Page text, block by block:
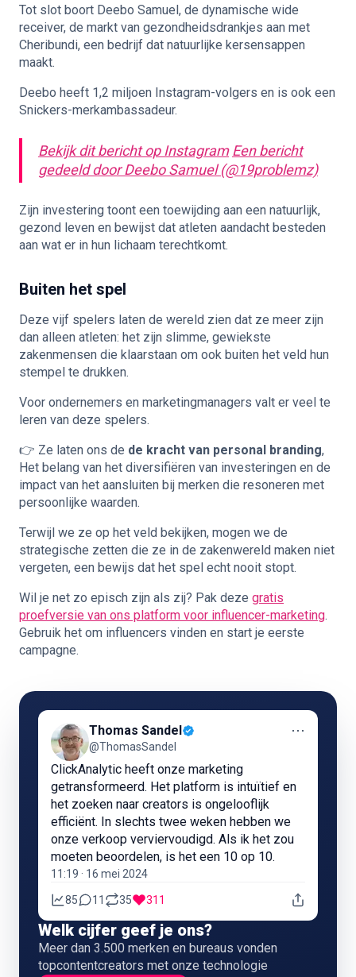
Tot slot boort Deebo Samuel, de dynamische wide
receiver, de markt van gezondheidsdrankjes aan met
Cheribundi, een bedrijf dat natuurlijke kersensappen
maakt.
Deebo heeft 1,2 miljoen Instagram-volgers en is ook een
Snickers-merkambassadeur.
Bekijk dit bericht op Instagram Een bericht
gedeeld door Deebo Samuel (@19problemz)
Zijn investering toont een toewijding aan een natuurlijk,
gezond leven en bewijst dat atleten aandacht besteden
aan wat er in hun lichaam terechtkomt.
Buiten het spel
Deze vijf spelers laten de wereld zien dat ze meer zijn
dan alleen atleten: het zijn slimme, gewiekste
zakenmensen die klaarstaan om ook buiten het veld hun
stempel te drukken.
Voor ondernemers en marketingmanagers valt er veel te
leren van deze spelers.
👉 Ze laten ons de de kracht van personal branding,
Het belang van het diversifiëren van investeringen en de
impact van het aansluiten bij merken die resoneren met
persoonlijke waarden.
Terwijl we ze op het veld bekijken, mogen we de
strategische zetten die ze in de zakenwereld maken niet
vergeten, een bewijs dat het spel echt nooit stopt.
Wil je net zo episch zijn als zij? Pak deze gratis
proefversie van ons platform voor influencer-marketing.
Gebruik het om influencers vinden en start je eerste
campagne.
Thomas Sandel
@ThomasSandel
⋯
ClickAnalytic heeft onze marketing
getransformeerd. Het platform is intuïtief en
het zoeken naar creators is ongelooflijk
efficiënt. In slechts twee weken hebben we
onze verkoop verviervoudigd. Als ik het zou
moeten beoordelen, is het een 10 op 10.
11:19 · 16 mei 2024
85 11 35 311
Welk cijfer geef je ons?
Meer dan 3.500 merken en bureaus vonden
topcontentcreators met onze technologie